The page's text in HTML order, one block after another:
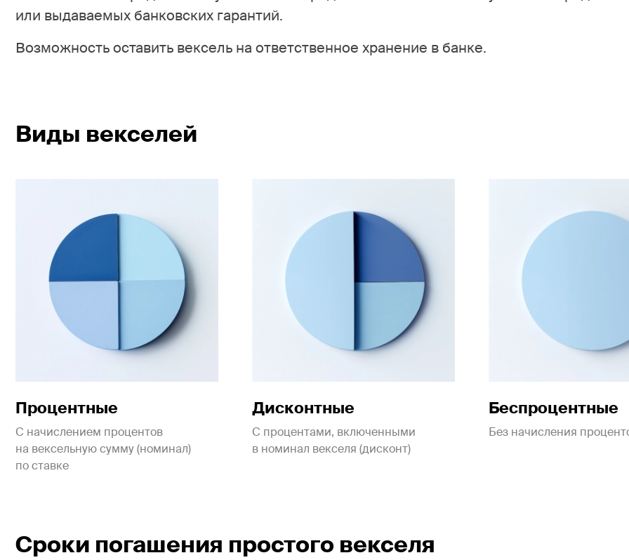
или выдаваемых банковских гарантий.
Возможность оставить вексель на ответственное хранение в банке.
Виды векселей
Процентные
С начислением процентов
на вексельную сумму (номинал)
по ставке
Дисконтные
С процентами, включенными
в номинал векселя (дисконт)
Беспроцентные
Без начисления
Сроки погашения простого векселя